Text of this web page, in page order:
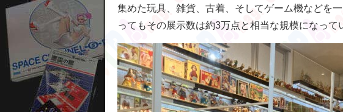
集めた玩具、雑貨、古着、そしてゲーム機などを
ってもその展示数は約3万点と相当な規模になって